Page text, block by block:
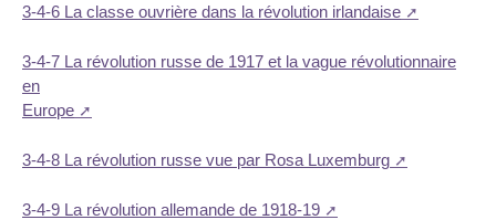
3-4-6 La classe ouvrière dans la révolution irlandaise
3-4-7 La révolution russe de 1917 et la vague révolutionnaire
en
Europe
3-4-8 La révolution russe vue par Rosa Luxemburg
3-4-9 La révolution allemande de 1918-19